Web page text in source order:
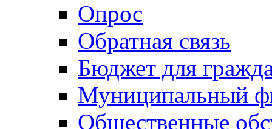
Опрос
Обратная связь
Бюджет для
Муниципальный
Общественные